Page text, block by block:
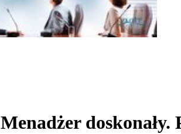
Menadżer doskonały.